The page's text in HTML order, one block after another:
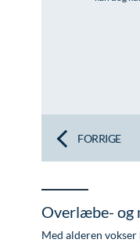
FORRIGE
Overlæbe- og
Med alderen